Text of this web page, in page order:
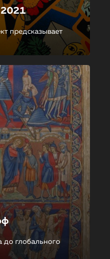
2021
предсказывает
до глобального